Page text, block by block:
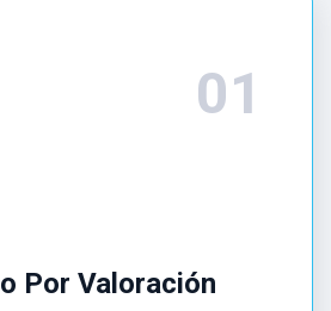
Por Valoración